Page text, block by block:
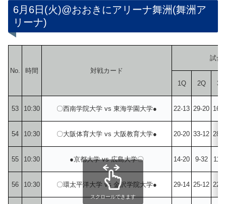
6月6日(火)@おおきにアリーナ舞洲(舞洲ア
リーナ)
No. 時間 対戦カード
試合
1Q 2Q 3Q
53 10:30 〇西南学院大学 vs 東海学園大学● 22-13 29-20 16-
54 10:30 〇大阪体育大学 vs 大阪教育大学● 20-20 33-12 28-
55 10:30 ●京都大学 vs 広島大学〇 14-20 9-32 11-
56 10:30 〇環太平洋大学 vs 金沢学院大学● 29-14 25-12 22-
スクロールできます